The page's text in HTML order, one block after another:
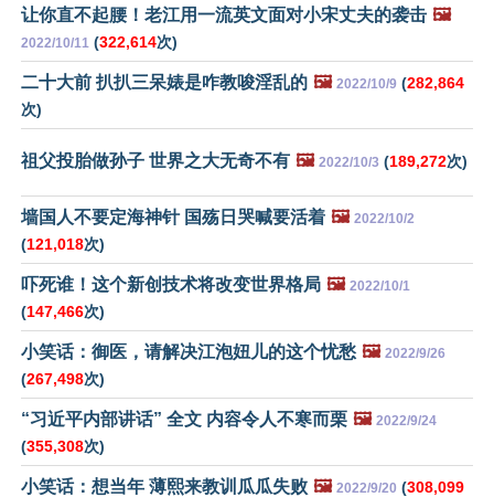
让你直不起腰！老江用一流英文面对小宋丈夫的袭击 🖼️
2022/10/11 (322,614次)
二十大前 扒扒三呆婊是咋教唆淫乱的 🖼️ 2022/10/9 (282,864
次)
祖父投胎做孙子 世界之大无奇不有 🖼️ 2022/10/3 (189,272次)
墙国人不要定海神针 国殇日哭喊要活着 🖼️ 2022/10/2
(121,018次)
吓死谁！这个新创技术将改变世界格局 🖼️ 2022/10/1
(147,466次)
小笑话：御医，请解决江泡妞儿的这个忧愁 🖼️ 2022/9/26
(267,498次)
“习近平内部讲话” 全文 内容令人不寒而栗 🖼️ 2022/9/24
(355,308次)
小笑话：想当年 薄熙来教训瓜瓜失败 🖼️ 2022/9/20 (308,099